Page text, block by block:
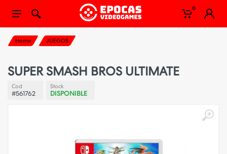
0
Home JUEGOS
SUPER SMASH BROS ULTIMATE
Cod
#561762
Stock
DISPONIBLE